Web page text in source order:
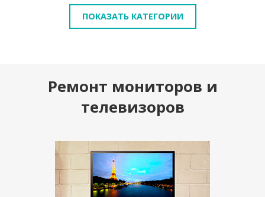
ПОКАЗАТЬ КАТЕГОРИИ
Ремонт мониторов и
телевизоров